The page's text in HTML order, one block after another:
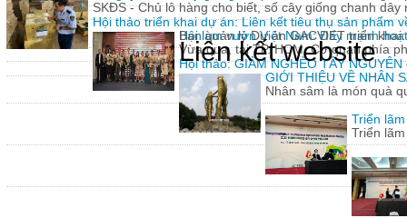
SKĐS - Chủ lô hàng cho biết, số cây giống chanh
Hội làm vườn Việt Nam: Đẩy mạnh
Vừa qua, tại TP. HCM, Cơ quan phía
GIỚI THIỆU VỀ NHÂN
Nhân sâm là món quà
Triển
Triển
Hội thảo triển khai dự án: Liên kết tiêu thụ sản phẩm
Ban quản lý Dự án GACVIET triển
Hội thảo: GIẢM NGHÈO TÂY
Liên kết website